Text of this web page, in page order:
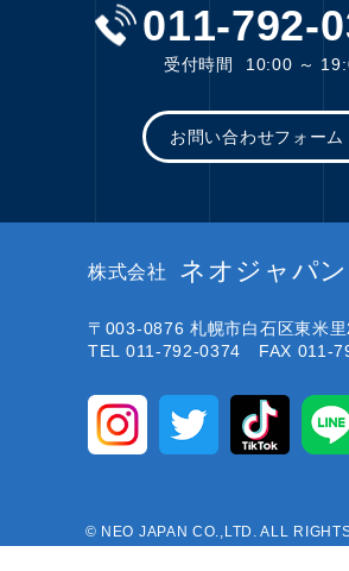
011-792-
受付時間 10:00 ～
お問い合わせフォーム
株式会社 ネオジャパン
〒003-0876 札幌市白石区東米
TEL 011-792-0374 FAX 011-
© NEO JAPAN CO.,LTD. ALL